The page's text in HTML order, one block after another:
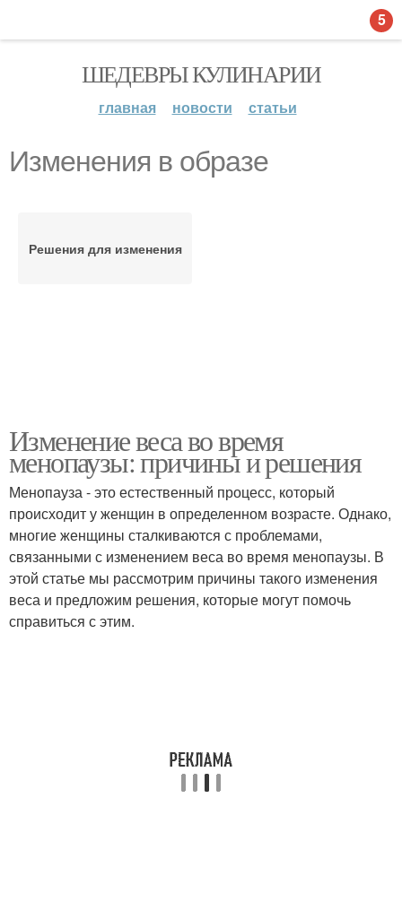
ШЕДЕВРЫ КУЛИНАРИИ
главная новости статьи
Изменения в образе
Решения для изменения
Изменение веса во время
менопаузы: причины и решения
Менопауза - это естественный процесс, который
происходит у женщин в определенном возрасте. Однако,
многие женщины сталкиваются с проблемами,
связанными с изменением веса во время менопаузы. В
этой статье мы рассмотрим причины такого изменения
веса и предложим решения, которые могут помочь
справиться с этим.
5